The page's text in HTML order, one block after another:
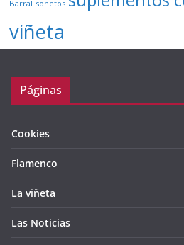
Barral sonetos
viñeta
Páginas
Cookies
Flamenco
La viñeta
Las Noticias